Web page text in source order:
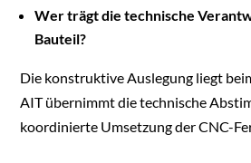
Wer trägt die technische
Bauteil?
Die konstruktive Auslegung liegt
AIT übernimmt die technische
koordinierte Umsetzung der CNC-